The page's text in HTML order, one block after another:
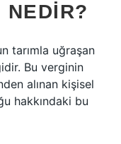
NEDIR?
tarımla uğraşan
Bu verginin
alınan kişisel
hakkındaki bu